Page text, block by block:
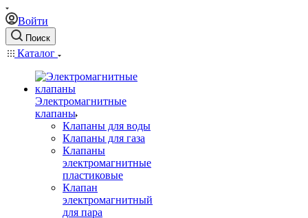
Войти
Поиск
Каталог
Электромагнитные
клапаны
Клапаны для воды
Клапаны для газа
Клапаны
электромагнитные
пластиковые
Клапан
электромагнитный
для пара